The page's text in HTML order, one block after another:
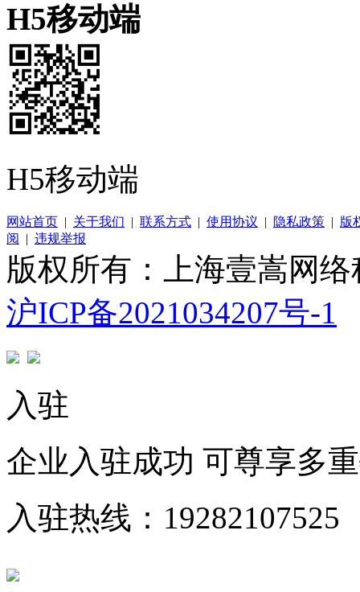
H5移动端
H5移动端
网站首页 | 关于我们 | 联系方式 | 使用协议 | 隐私政策 | 版
阅
| 违规举报
版权所有：上海壹嵩网
沪ICP备2021034207号-1
入驻
企业入驻成功 可尊享多
入驻热线：19282107525